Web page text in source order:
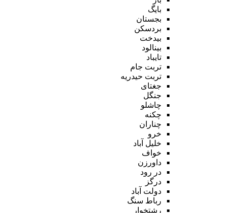
بایگ
بجستان
بردسکن
بیدخت
بینالود
تایباد
تربت جام
تربت حیدریه
جغتای
جنگل
چاشلو
چکنه
چناران
خرو
خلیل آباد
خواف
داورزن
در رود
درگز
دولت آباد
رباط سنگ
رشتخوار